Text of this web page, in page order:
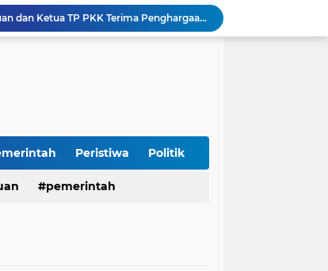
Harganas ke-33 Bupati Pasuruan dan Ketua TP PKK Terima Penghargaan Nasional Bidang Kependudukan
ITS Hibahkan Mesin Pirolisis ke Desa Randupitu Pasuruan, Ubah Sampah Plastik Jadi BBM
Peristiwa Politik
pemerintah